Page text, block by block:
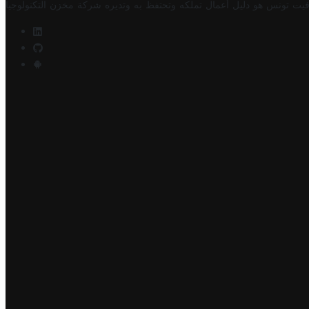
تونس هو دليل أعمال تملكه وتحتفظ به وتديره شركة مخزن التكنولوجيا